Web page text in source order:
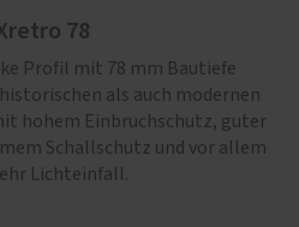
78
Profil mit 78 mm Bautiefe
als auch modernen
hohem Einbruchschutz, guter
Schallschutz und vor allem
Lichteinfall.
Vorbild aus.